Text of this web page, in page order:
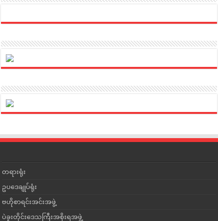
တရားရုံး
ဥပဒေချုပ်ရုံး
ဗဟိုစာရင်းအင်းအဖွဲ့
ပဲခူးတိုင်းဒေသကြီးအစိုးရအဖွဲ့